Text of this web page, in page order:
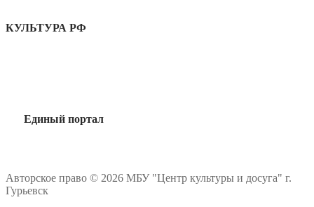
КУЛЬТУРА РФ
Единый портал
Авторское право © 2026 МБУ "Центр культуры и досуга" г.
Гурьевск